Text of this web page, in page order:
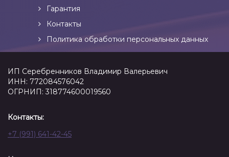
Гарантия
Контакты
Политика обработки персональных данных
ИП Серебренников Владимир Валерьевич
ИНН: 772084576042
ОГРНИП: 318774600019560
Контакты:
+7 (991) 641-42-45